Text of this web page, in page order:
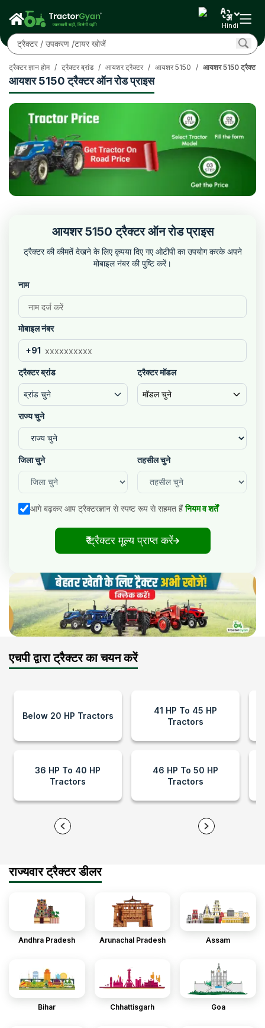
Hindi
आयशर 5150 ट्रैक्टर ऑन रोड प्राइस
ट्रैक्टर ज्ञान होम / ट्रैक्टर ब्रांड / आयशर ट्रैक्टर / आयशर 5150 / आयशर 5150 ट्रैक्टर
आयशर 5150 ट्रैक्टर ऑन रोड प्राइस
ट्रैक्टर की कीमतें देखने के लिए कृपया दिए गए ओटीपी का उपयोग करके अपने
मोबाइल नंबर की पुष्टि करें।
नाम
मोबाइल नंबर
+91
ट्रैक्टर ब्रांड
ब्रांड चुने
ट्रैक्टर मॉडल
मॉडल चुने
राज्य चुने
जिला चुने तहसील चुने
आगे बढ़कर आप ट्रैक्टरज्ञान से स्पष्ट रूप से सहमत हैं नियम व शर्तें
₹ ट्रैक्टर मूल्य प्राप्त करें
एचपी द्वारा ट्रैक्टर का चयन करें
Below 20 HP Tractors
36 HP To 40 HP
Tractors
41 HP To 45 HP
Tractors
46 HP To 50 HP
Tractors
राज्यवार ट्रैक्टर डीलर
Andhra Pradesh Arunachal Pradesh Assam
Bihar Chhattisgarh Goa